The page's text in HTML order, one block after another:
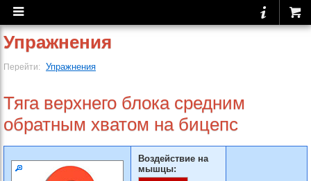
Упражнения
Перейти: Упражнения
Тяга верхнего блока средним
обратным хватом на бицепс
Воздействие на
мышцы: